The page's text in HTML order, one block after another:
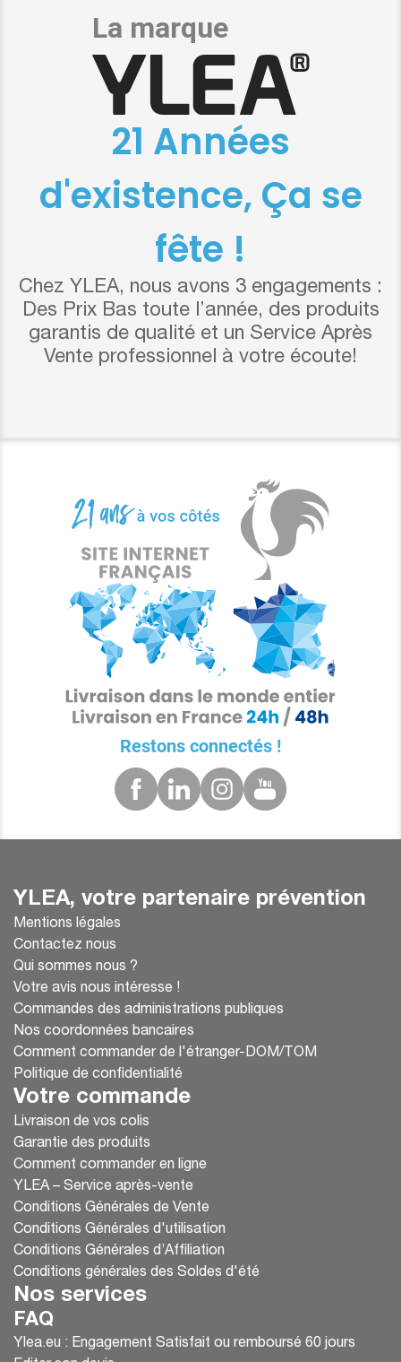
21 Années
d'existence, Ça se
fête !
Chez YLEA, nous avons 3 engagements :
Des Prix Bas toute l’année, des produits
garantis de qualité et un Service Après
Vente professionnel à votre écoute!
Restons connectés !
YLEA, votre partenaire prévention
Mentions légales
Contactez nous
Qui sommes nous ?
Votre avis nous intéresse !
Commandes des administrations publiques
Nos coordonnées bancaires
Comment commander de l'étranger-DOM/TOM
Politique de confidentialité
Votre commande
Livraison de vos colis
Garantie des produits
Comment commander en ligne
YLEA – Service après-vente
Conditions Générales de Vente
Conditions Générales d'utilisation
Conditions Générales d’Affiliation
Conditions générales des Soldes d'été
Nos services
FAQ
Ylea.eu : Engagement Satisfait ou remboursé 60 jours